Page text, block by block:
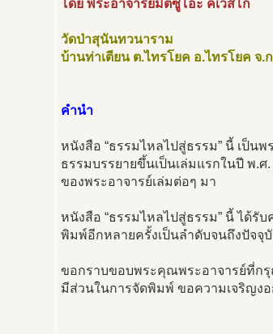
โดย พระอาจารย์มิตซูโอะ คเวสโก
วัดป่าสุนันทวนาราม
บ้านท่าเตียน ต.ไทรโยค อ.ไทรโยค จ.
คำนำ
หนังสือ “ธรรมไหลไปสู่ธรรม” นี้ เป็น
ธรรมบรรยายขึ้นเป็นเล่มแรกในปี พ.
ของพระอาจารย์เล่มต่อๆ มา
หนังสือ “ธรรมไหลไปสู่ธรรม” นี้ ได้รั
พิมพ์อีกหลายครั้งเป็นลำดับจนถึงปัจจุ
ขอกราบขอบพระคุณพระอาจารย์ที่ก
มีส่วนในการจัดพิมพ์ ขอความเจริญง